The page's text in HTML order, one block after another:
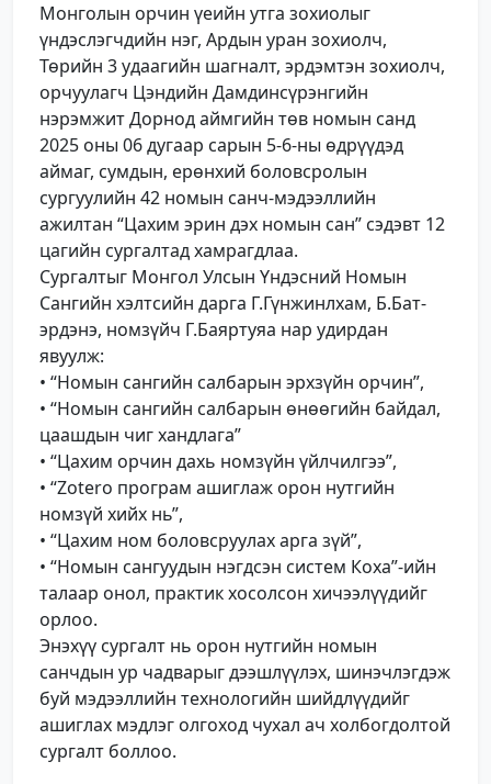
Монголын орчин үеийн утга зохиолыг
үндэслэгчдийн нэг, Ардын уран зохиолч,
Төрийн 3 удаагийн шагналт, эрдэмтэн зохиолч,
орчуулагч Цэндийн Дамдинсүрэнгийн
нэрэмжит Дорнод аймгийн төв номын санд
2025 оны 06 дугаар сарын 5-6-ны өдрүүдэд
аймаг, сумдын, ерөнхий боловсролын
сургуулийн 42 номын санч-мэдээллийн
ажилтан “Цахим эрин дэх номын сан” сэдэвт 12
цагийн сургалтад хамрагдлаа.
Сургалтыг Монгол Улсын Үндэсний Номын
Сангийн хэлтсийн дарга Г.Гүнжинлхам, Б.Бат-
эрдэнэ, номзүйч Г.Баяртуяа нар удирдан
явуулж:
• “Номын сангийн салбарын эрхзүйн орчин”,
• “Номын сангийн салбарын өнөөгийн байдал,
цаашдын чиг хандлага”
• “Цахим орчин дахь номзүйн үйлчилгээ”,
• “Zotero програм ашиглаж орон нутгийн
номзүй хийх нь”,
• “Цахим ном боловсруулах арга зүй”,
• “Номын сангуудын нэгдсэн систем Коха”-ийн
талаар онол, практик хосолсон хичээлүүдийг
орлоо.
Энэхүү сургалт нь орон нутгийн номын
санчдын ур чадварыг дээшлүүлэх, шинэчлэгдэж
буй мэдээллийн технологийн шийдлүүдийг
ашиглах мэдлэг олгоход чухал ач холбогдолтой
сургалт боллоо.